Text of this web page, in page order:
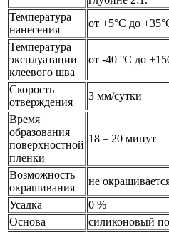
Температура
нанесения
от +5°С до
Температура
эксплуатации
клеевого шва
от -40 °С до
Скорость
отверждения
3 мм/сутки
Время
образования
поверхностной
пленки
18 – 20 минут
Возможность
окрашивания
не
Усадка
0 %
Основа
силиконовый